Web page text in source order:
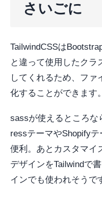
さいごに
TailwindCSSは
と違って使用したクラ
してくれるため、ファ
化することができます。
sassが使えるところな
ressテーマやShopify
便利。あとカスタマイ
デザインをTailwindで
インでも使われそうで